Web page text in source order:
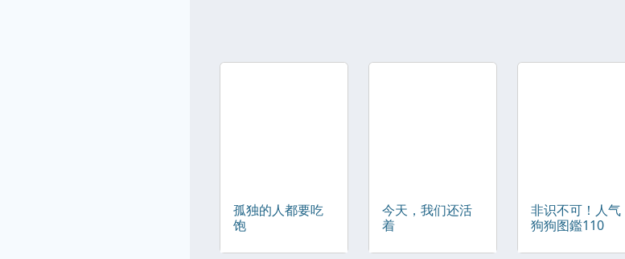
孤独的人都要吃
饱
今天，我们还活
着
非识不可！人气
狗狗图鑑110